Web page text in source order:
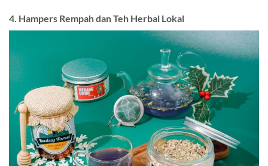
4. Hampers Rempah dan Teh Herbal Lokal